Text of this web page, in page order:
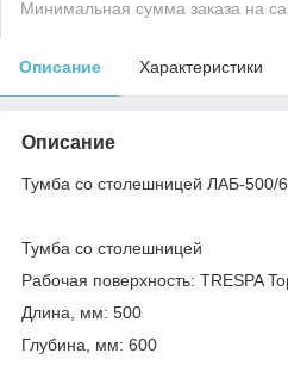
Минимальная сумма заказа на
Описание Характеристики
Описание
Тумба со столешницей ЛАБ-500/
Тумба со столешницей
Рабочая поверхность: TRESPA
Длина, мм: 500
Глубина, мм: 600